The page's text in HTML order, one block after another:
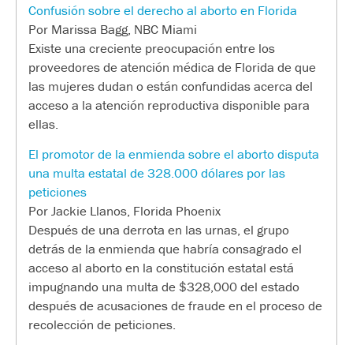
Confusión sobre el derecho al aborto en Florida
Por Marissa Bagg, NBC Miami
Existe una creciente preocupación entre los
proveedores de atención médica de Florida de que
las mujeres dudan o están confundidas acerca del
acceso a la atención reproductiva disponible para
ellas.
El promotor de la enmienda sobre el aborto disputa
una multa estatal de 328.000 dólares por las
peticiones
Por Jackie Llanos, Florida Phoenix
Después de una derrota en las urnas, el grupo
detrás de la enmienda que habría consagrado el
acceso al aborto en la constitución estatal está
impugnando una multa de $328,000 del estado
después de acusaciones de fraude en el proceso de
recolección de peticiones.